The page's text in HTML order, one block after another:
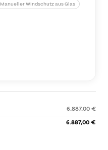
Manueller Windschutz aus Glas
6.887,00 €
6.887,00 €